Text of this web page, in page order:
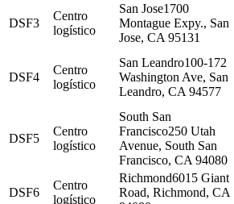
DSF3
Centro
logístico
San Jose1700
Montague Expy., San
Jose, CA 95131
DSF4
Centro
logístico
San Leandro100-172
Washington Ave, San
Leandro, CA 94577
DSF5
Centro
logístico
South San
Francisco250 Utah
Avenue, South San
Francisco, CA 94080
DSF6
Centro
logístico
Richmond6015 Giant
Road, Richmond, CA